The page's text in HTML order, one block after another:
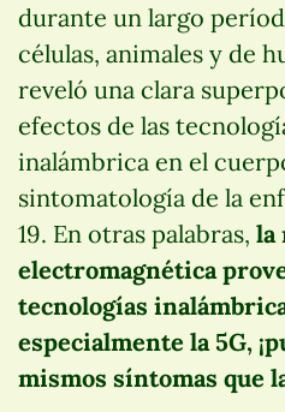
durante un largo
células, animales y de
reveló una clara
efectos de las
inalámbrica en el
sintomatología de la
19. En otras palabras, la
electromagnética
tecnologías
especialmente la 5G,
mismos síntomas que